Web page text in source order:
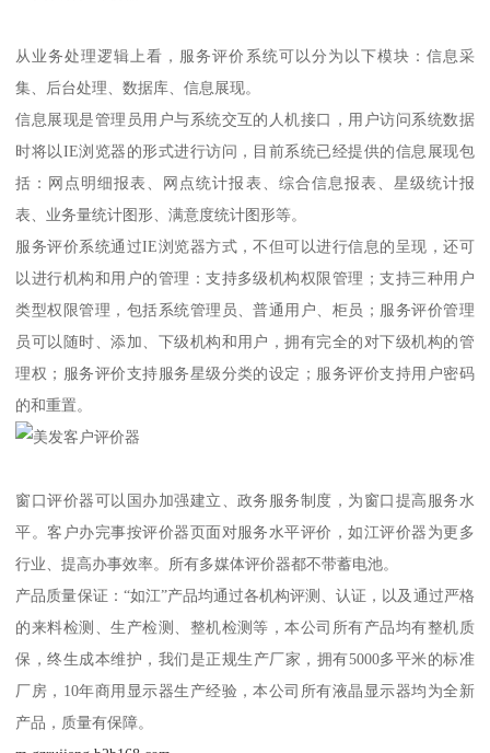
从业务处理逻辑上看，服务评价系统可以分为以下模块：信息采
集、后台处理、数据库、信息展现。
信息展现是管理员用户与系统交互的人机接口，用户访问系统数据
时将以IE浏览器的形式进行访问，目前系统已经提供的信息展现包
括：网点明细报表、网点统计报表、综合信息报表、星级统计报
表、业务量统计图形、满意度统计图形等。
服务评价系统通过IE浏览器方式，不但可以进行信息的呈现，还可
以进行机构和用户的管理：支持多级机构权限管理；支持三种用户
类型权限管理，包括系统管理员、普通用户、柜员；服务评价管理
员可以随时、添加、下级机构和用户，拥有完全的对下级机构的管
理权；服务评价支持服务星级分类的设定；服务评价支持用户密码
的和重置。
窗口评价器可以国办加强建立、政务服务制度，为窗口提高服务水
平。客户办完事按评价器页面对服务水平评价，如江评价器为更多
行业、提高办事效率。所有多媒体评价器都不带蓄电池。
产品质量保证：“如江”产品均通过各机构评测、认证，以及通过严格
的来料检测、生产检测、整机检测等，本公司所有产品均有整机质
保，终生成本维护，我们是正规生产厂家，拥有5000多平米的标准
厂房，10年商用显示器生产经验，本公司所有液晶显示器均为全新
产品，质量有保障。